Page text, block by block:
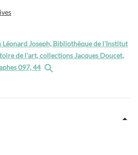
Léonard Joseph, Bibliothèque de l'Institut
de l'art, collections Jacques Doucet,
097, 44